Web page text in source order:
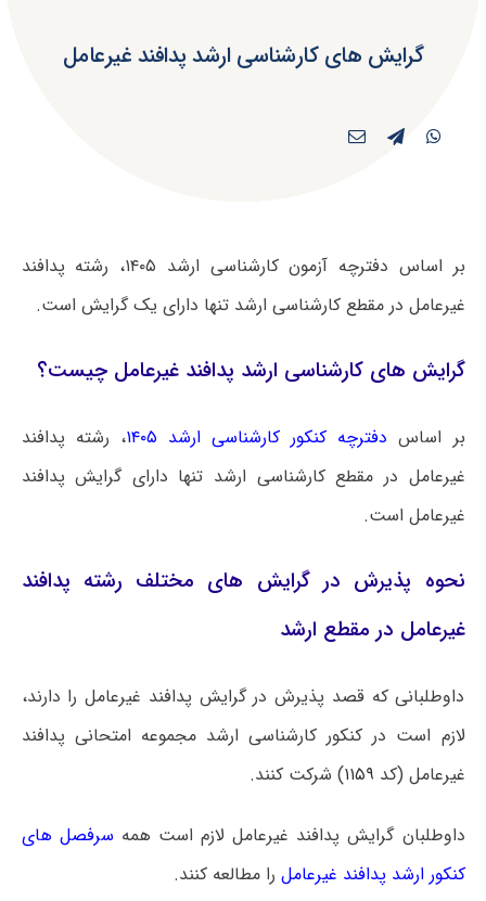
گرایش های کارشناسی ارشد پدافند غیرعامل
بر اساس دفترچه آزمون کارشناسی ارشد ۱۴۰۵، رشته پدافند
غیرعامل در مقطع کارشناسی ارشد تنها دارای یک گرایش است.
گرایش های کارشناسی ارشد پدافند غیرعامل چیست؟
بر اساس دفترچه کنکور کارشناسی ارشد ۱۴۰۵
، رشته پدافند
غیرعامل در مقطع کارشناسی ارشد تنها دارای گرایش پدافند
غیرعامل است.
نحوه پذیرش در گرایش های مختلف رشته پدافند
غیرعامل در مقطع ارشد
داوطلبانی که قصد پذیرش در گرایش پدافند غیرعامل را دارند،
لازم است در کنکور کارشناسی ارشد مجموعه امتحانی پدافند
غیرعامل (کد ۱۱۵۹) شرکت کنند.
داوطلبان گرایش پدافند غیرعامل لازم است همه سرفصل های
کنکور ارشد پدافند غیرعامل را مطالعه کنند.